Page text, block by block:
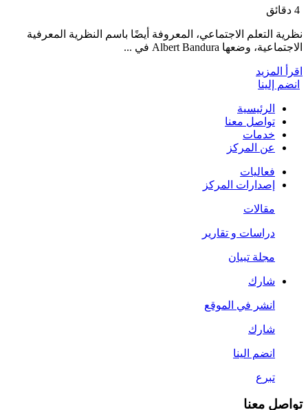
نظرية التعلم الاجتماعي، المعروفة أيضًا باسم النظرية المعرفية
الاجتماعية، وضعها Albert Bandura في ...
اقرأ المزيد
انضم إلينا
الرئيسية
تواصل معنا
خدمات
عن المركز
فعاليات
إصدارات المركز
مقالات
دراسات و تقارير
مجلة تبيان
شارك
انشر في الموقع
شارك
انضم الينا
تبرع
تواصل معنا